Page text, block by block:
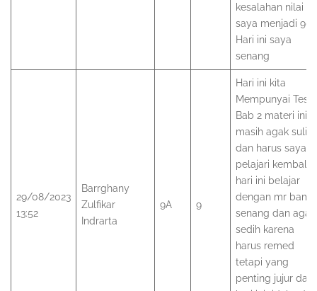
kesalahan nilai
saya menjadi 90.
Hari ini saya
senang
29/08/2023
13:52
Barrghany
Zulfikar
Indrarta
9A 9
Hari ini kita
Mempunyai Test
Bab 2 materi ini
masih agak sulit
dan harus saya
pelajari kembali,
hari ini belajar
dengan mr bams
senang dan agak
sedih karena
harus remed
tetapi yang
penting jujur dan